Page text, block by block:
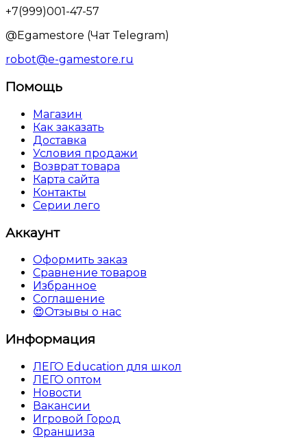
+7(999)001-47-57
@Egamestore (Чат Telegram)
robot@e-gamestore.ru
Помощь
Магазин
Как заказать
Доставка
Условия продажи
Возврат товара
Карта сайта
Контакты
Серии лего
Аккаунт
Оформить заказ
Сравнение товаров
Избранное
Соглашение
😍Отзывы о нас
Информация
ЛЕГО Education для школ
ЛЕГО оптом
Новости
Вакансии
Игровой Город
Франшиза